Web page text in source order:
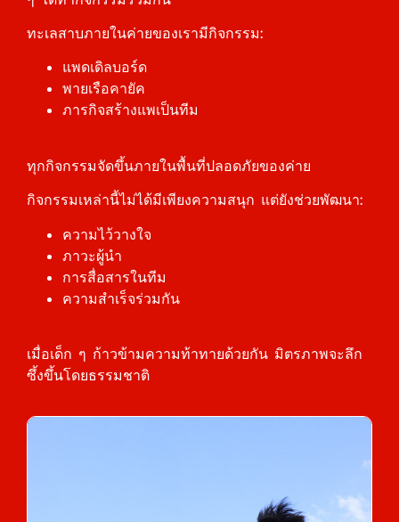
ทะเลสาบภายในค่ายของเรามีกิจกรรม:
แพดเดิลบอร์ด
พายเรือคายัค
ภารกิจสร้างแพเป็นทีม
ทุกกิจกรรมจัดขึ้นภายในพื้นที่ปลอดภัยของค่าย
กิจกรรมเหล่านี้ไม่ได้มีเพียงความสนุก แต่ยังช่วยพัฒนา:
ความไว้วางใจ
ภาวะผู้นำ
การสื่อสารในทีม
ความสำเร็จร่วมกัน
เมื่อเด็ก ๆ ก้าวข้ามความท้าทายด้วยกัน มิตรภาพจะลึก
ซึ้งขึ้นโดยธรรมชาติ